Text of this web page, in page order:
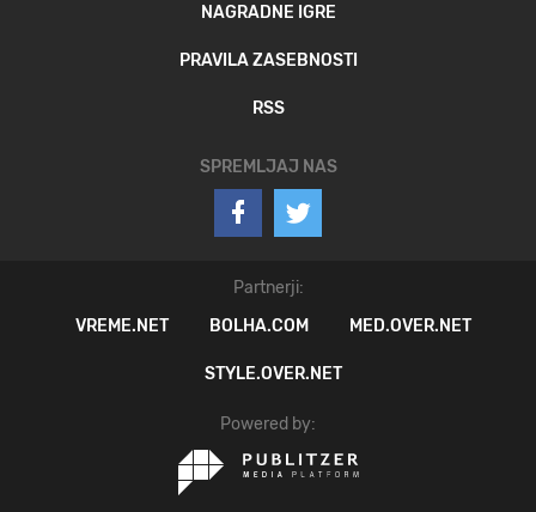
NAGRADNE IGRE
PRAVILA ZASEBNOSTI
RSS
SPREMLJAJ NAS
Partnerji:
VREME.NET
BOLHA.COM MED.OVER.NET
STYLE.OVER.NET
Powered by: